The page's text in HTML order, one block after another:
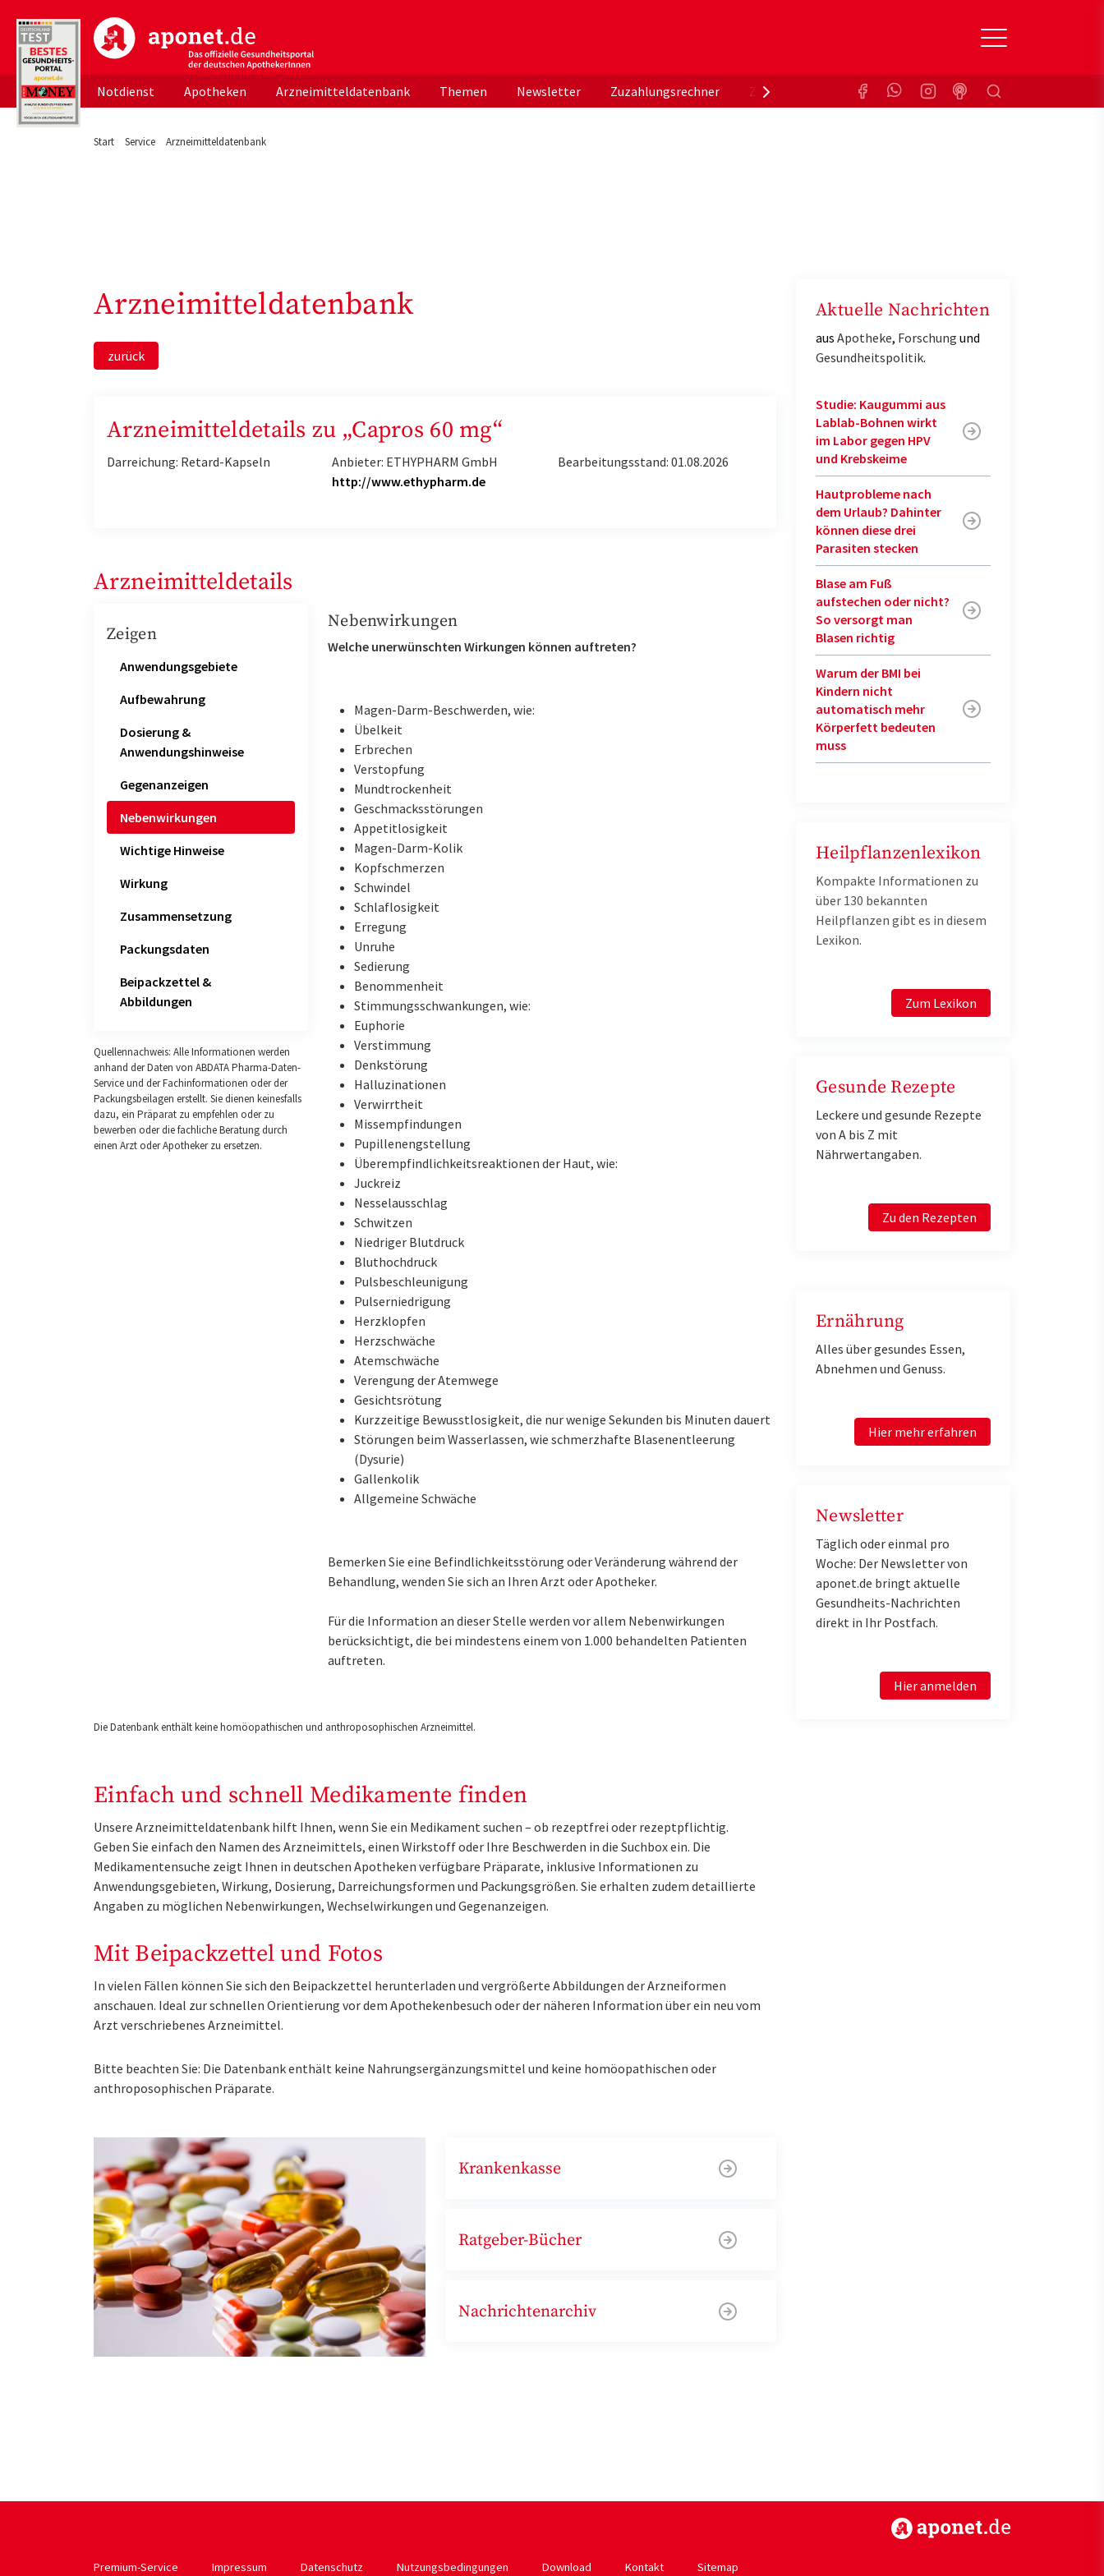
aponet.de - Das offizielle Gesundheitsportal der deutschen ApothekerInnen
Notdienst Apotheken Arzneimitteldatenbank Themen Newsletter Zuzahlungsrechner Zuzahlungsbefreiung KrankenkasseSuchen
Start Service Arzneimitteldatenbank
Arzneimitteldatenbank
zurück
Arzneimitteldetails zu „Capros 60 mg“
Darreichung: Retard-Kapseln
Anbieter: ETHYPHARM GmbH
http://www.ethypharm.de
Bearbeitungsstand: 01.08.2026
Arzneimitteldetails
Zeigen
Anwendungsgebiete
Aufbewahrung
Dosierung &
Anwendungshinweise
Gegenanzeigen
Nebenwirkungen
Wichtige Hinweise
Wirkung
Zusammensetzung
Packungsdaten
Beipackzettel &
Abbildungen
Quellennachweis: Alle Informationen werden
anhand der Daten von ABDATA Pharma-Daten-
Service und der Fachinformationen oder der
Packungsbeilagen erstellt. Sie dienen keinesfalls
dazu, ein Präparat zu empfehlen oder zu
bewerben oder die fachliche Beratung durch
einen Arzt oder Apotheker zu ersetzen.
Nebenwirkungen
Welche unerwünschten Wirkungen können auftreten?
Magen-Darm-Beschwerden, wie:
Übelkeit
Erbrechen
Verstopfung
Mundtrockenheit
Geschmacksstörungen
Appetitlosigkeit
Magen-Darm-Kolik
Kopfschmerzen
Schwindel
Schlaflosigkeit
Erregung
Unruhe
Sedierung
Benommenheit
Stimmungsschwankungen, wie:
Euphorie
Verstimmung
Denkstörung
Halluzinationen
Verwirrtheit
Missempfindungen
Pupillenengstellung
Überempfindlichkeitsreaktionen der Haut, wie:
Juckreiz
Nesselausschlag
Schwitzen
Niedriger Blutdruck
Bluthochdruck
Pulsbeschleunigung
Pulserniedrigung
Herzklopfen
Herzschwäche
Atemschwäche
Verengung der Atemwege
Gesichtsrötung
Kurzzeitige Bewusstlosigkeit, die nur wenige Sekunden bis Minuten dauert
Störungen beim Wasserlassen, wie schmerzhafte Blasenentleerung
(Dysurie)
Gallenkolik
Allgemeine Schwäche
Bemerken Sie eine Befindlichkeitsstörung oder Veränderung während der
Behandlung, wenden Sie sich an Ihren Arzt oder Apotheker.
Für die Information an dieser Stelle werden vor allem Nebenwirkungen
berücksichtigt, die bei mindestens einem von 1.000 behandelten Patienten
auftreten.
Die Datenbank enthält keine homöopathischen und anthroposophischen Arzneimittel.
Einfach und schnell Medikamente finden
Unsere Arzneimitteldatenbank hilft Ihnen, wenn Sie ein Medikament suchen – ob rezeptfrei oder rezeptpflichtig.
Geben Sie einfach den Namen des Arzneimittels, einen Wirkstoff oder Ihre Beschwerden in die Suchbox ein. Die
Medikamentensuche zeigt Ihnen in deutschen Apotheken verfügbare Präparate, inklusive Informationen zu
Anwendungsgebieten, Wirkung, Dosierung, Darreichungsformen und Packungsgrößen. Sie erhalten zudem detaillierte
Angaben zu möglichen Nebenwirkungen, Wechselwirkungen und Gegenanzeigen.
Mit Beipackzettel und Fotos
In vielen Fällen können Sie sich den Beipackzettel herunterladen und vergrößerte Abbildungen der Arzneiformen
anschauen. Ideal zur schnellen Orientierung vor dem Apothekenbesuch oder der näheren Information über ein neu vom
Arzt verschriebenes Arzneimittel.
Bitte beachten Sie: Die Datenbank enthält keine Nahrungsergänzungsmittel und keine homöopathischen oder
anthroposophischen Präparate.
Krankenkasse
Ratgeber-Bücher
Nachrichtenarchiv
Aktuelle Nachrichten
aus Apotheke, Forschung und
Gesundheitspolitik.
Studie: Kaugummi aus
Lablab-Bohnen wirkt
im Labor gegen HPV
und Krebskeime
Hautprobleme nach
dem Urlaub? Dahinter
können diese drei
Parasiten stecken
Blase am Fuß
aufstechen oder nicht?
So versorgt man
Blasen richtig
Warum der BMI bei
Kindern nicht
automatisch mehr
Körperfett bedeuten
muss
Heilpflanzenlexikon
Kompakte Informationen zu
über 130 bekannten
Heilpflanzen gibt es in diesem
Lexikon.
Zum Lexikon
Gesunde Rezepte
Leckere und gesunde Rezepte
von A bis Z mit
Nährwertangaben.
Zu den Rezepten
Ernährung
Alles über gesundes Essen,
Abnehmen und Genuss.
Hier mehr erfahren
Newsletter
Täglich oder einmal pro
Woche: Der Newsletter von
aponet.de bringt aktuelle
Gesundheits-Nachrichten
direkt in Ihr Postfach.
Hier anmelden
Premium-Service Impressum Datenschutz Nutzungsbedingungen Download Kontakt Sitemap